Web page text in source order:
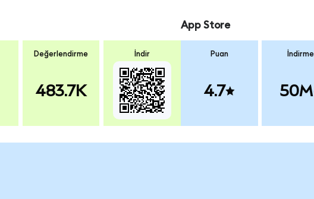
Değerlendirme
483.7K
İndir
App Store
Puan
4.7
İndirme